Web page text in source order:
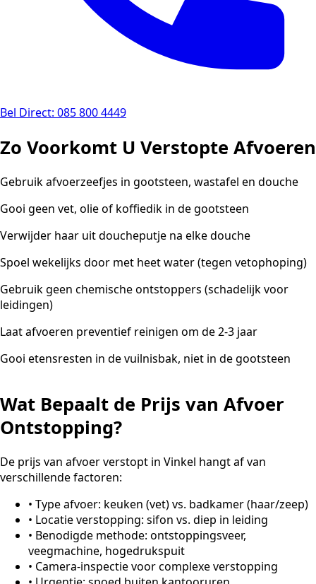
Bel Direct: 085 800 4449
Zo Voorkomt U Verstopte Afvoeren
Gebruik afvoerzeefjes in gootsteen, wastafel en douche
Gooi geen vet, olie of koffiedik in de gootsteen
Verwijder haar uit doucheputje na elke douche
Spoel wekelijks door met heet water (tegen vetophoping)
Gebruik geen chemische ontstoppers (schadelijk voor
leidingen)
Laat afvoeren preventief reinigen om de 2-3 jaar
Gooi etensresten in de vuilnisbak, niet in de gootsteen
Wat Bepaalt de Prijs van Afvoer
Ontstopping?
De prijs van afvoer verstopt in Vinkel hangt af van
verschillende factoren:
• Type afvoer: keuken (vet) vs. badkamer (haar/zeep)
• Locatie verstopping: sifon vs. diep in leiding
• Benodigde methode: ontstoppingsveer,
veegmachine, hogedrukspuit
• Camera-inspectie voor complexe verstopping